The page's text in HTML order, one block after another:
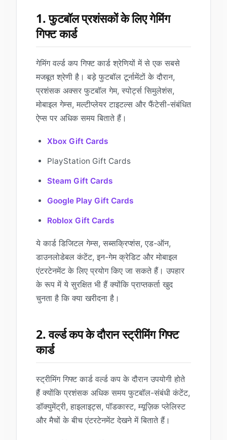
1. फुटबॉल प्रशंसकों के लिए गेमिंग
गिफ्ट कार्ड
गेमिंग वर्ल्ड कप गिफ्ट कार्ड श्रेणियों में से एक सबसे
मजबूत श्रेणी है। बड़े फुटबॉल टूर्नामेंटों के दौरान,
प्रशंसक अक्सर फुटबॉल गेम, स्पोर्ट्स सिमुलेशंस,
मोबाइल गेम्स, मल्टीप्लेयर टाइटल्स और फैंटेसी-संबंधित
ऐप्स पर अधिक समय बिताते हैं।
Xbox Gift Cards
PlayStation Gift Cards
Steam Gift Cards
Google Play Gift Cards
Roblox Gift Cards
ये कार्ड डिजिटल गेम्स, सब्सक्रिप्शंस, एड-ऑन,
डाउनलोडेबल कंटेंट, इन-गेम क्रेडिट और मोबाइल
एंटरटेनमेंट के लिए प्रयोग किए जा सकते हैं। उपहार
के रूप में ये सुरक्षित भी हैं क्योंकि प्राप्तकर्ता खुद
चुनता है कि क्या खरीदना है।
2. वर्ल्ड कप के दौरान स्ट्रीमिंग गिफ्ट
कार्ड
स्ट्रीमिंग गिफ्ट कार्ड वर्ल्ड कप के दौरान उपयोगी होते
हैं क्योंकि प्रशंसक अधिक समय फुटबॉल-संबंधी कंटेंट,
डॉक्युमेंट्री, हाइलाइट्स, पॉडकास्ट, म्यूज़िक प्लेलिस्ट
और मैचों के बीच एंटरटेनमेंट देखने में बिताते हैं।